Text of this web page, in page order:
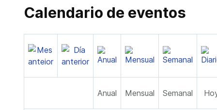
Calendario de eventos
Anual Mensual Semanal